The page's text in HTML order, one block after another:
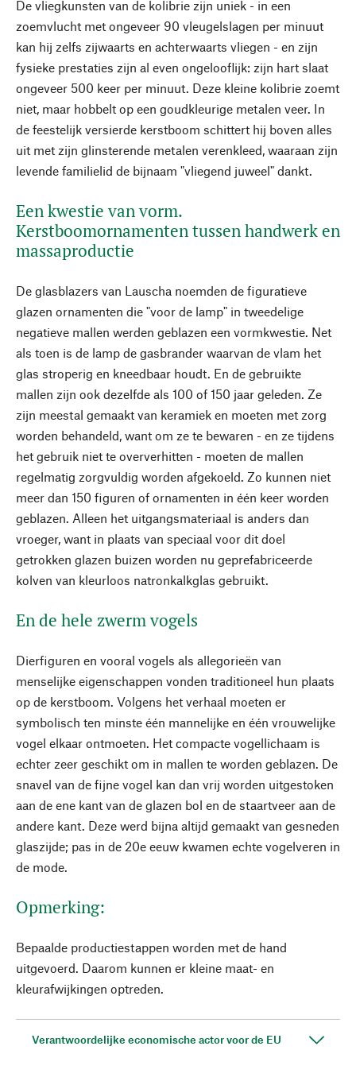
De vliegkunsten van de kolibrie zijn uniek - in een
zoemvlucht met ongeveer 90 vleugelslagen per minuut
kan hij zelfs zijwaarts en achterwaarts vliegen - en zijn
fysieke prestaties zijn al even ongelooflijk: zijn hart slaat
ongeveer 500 keer per minuut. Deze kleine kolibrie zoemt
niet, maar hobbelt op een goudkleurige metalen veer. In
de feestelijk versierde kerstboom schittert hij boven alles
uit met zijn glinsterende metalen verenkleed, waaraan zijn
levende familielid de bijnaam "vliegend juweel" dankt.
Een kwestie van vorm.
Kerstboomornamenten tussen handwerk en
massaproductie
De glasblazers van Lauscha noemden de figuratieve
glazen ornamenten die "voor de lamp" in tweedelige
negatieve mallen werden geblazen een vormkwestie. Net
als toen is de lamp de gasbrander waarvan de vlam het
glas stroperig en kneedbaar houdt. En de gebruikte
mallen zijn ook dezelfde als 100 of 150 jaar geleden. Ze
zijn meestal gemaakt van keramiek en moeten met zorg
worden behandeld, want om ze te bewaren - en ze tijdens
het gebruik niet te oververhitten - moeten de mallen
regelmatig zorgvuldig worden afgekoeld. Zo kunnen niet
meer dan 150 figuren of ornamenten in één keer worden
geblazen. Alleen het uitgangsmateriaal is anders dan
vroeger, want in plaats van speciaal voor dit doel
getrokken glazen buizen worden nu geprefabriceerde
kolven van kleurloos natronkalkglas gebruikt.
En de hele zwerm vogels
Dierfiguren en vooral vogels als allegorieën van
menselijke eigenschappen vonden traditioneel hun plaats
op de kerstboom. Volgens het verhaal moeten er
symbolisch ten minste één mannelijke en één vrouwelijke
vogel elkaar ontmoeten. Het compacte vogellichaam is
echter zeer geschikt om in mallen te worden geblazen. De
snavel van de fijne vogel kan dan vrij worden uitgestoken
aan de ene kant van de glazen bol en de staartveer aan de
andere kant. Deze werd bijna altijd gemaakt van gesneden
glaszijde; pas in de 20e eeuw kwamen echte vogelveren in
de mode.
Opmerking:
Bepaalde productiestappen worden met de hand
uitgevoerd. Daarom kunnen er kleine maat- en
kleurafwijkingen optreden.
Verantwoordelijke economische actor voor de EU